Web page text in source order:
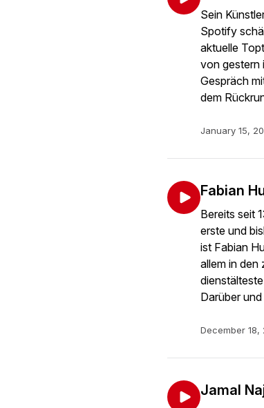
Sein
Spotify
aktuelle
von gestern
Gespräch
dem
January 15,
Fabian
Bereits seit
erste und
ist Fabian
allem in den
Darüber und
December 18,
Jamal